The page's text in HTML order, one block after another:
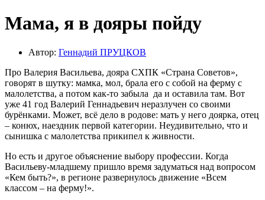
Мама, я в дояры пойду
Автор: Геннадий ПРУЦКОВ
Про Валерия Васильева, дояра СХПК «Страна Советов»,
говорят в шутку: мамка, мол, брала его с собой на ферму с
малолетства, а потом как-то забыла да и оставила там. Вот
уже 41 год Валерий Геннадьевич неразлучен со своими
бурёнками. Может, всё дело в родове: мать у него доярка, отец
– конюх, наездник первой категории. Неудивительно, что и
сынишка с малолетства прикипел к живности.
Но есть и другое объяснение выбору профессии. Когда
Васильеву-младшему пришло время задуматься над вопросом
«Кем быть?», в регионе развернулось движение «Всем
классом – на ферму!».